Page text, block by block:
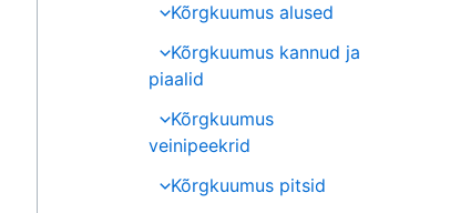
Kõrgkuumus alused
Kõrgkuumus kannud ja
piaalid
Kõrgkuumus
veinipeekrid
Kõrgkuumus pitsid